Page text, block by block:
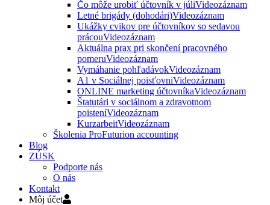
Čo môže urobiť účtovník v júliVideozáznam
Letné brigády (dohodári)Videozáznam
Ukážky cvikov pre účtovníkov so sedavou
prácouVideozáznam
Aktuálna prax pri skončení pracovného
pomeruVideozáznam
Vymáhanie pohľadávokVideozáznam
A1 v Sociálnej poisťovniVideozáznam
ONLINE marketing účtovníkaVideozáznam
Štatutári v sociálnom a zdravotnom
poisteníVideozáznam
KurzarbeitVideozáznam
Školenia ProFuturion accounting
Blog
ZÚSK
Podporte nás
O nás
Kontakt
Môj účet